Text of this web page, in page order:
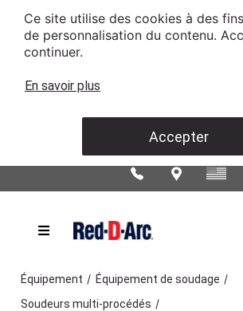
Ce site utilise des cookies à des
de personnalisation du contenu.
continuer.
En savoir plus
Accepter
Équipement / Équipement de soudage /
Soudeurs multi-procédés /